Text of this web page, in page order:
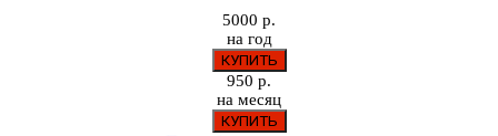
5000 р.
на год
950 р.
на месяц